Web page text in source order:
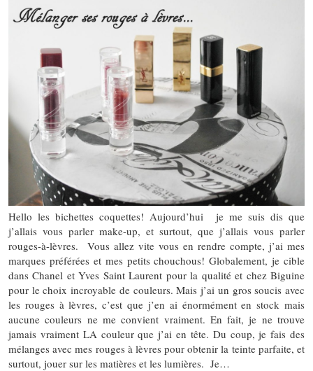
Hello les bichettes coquettes! Aujourd’hui je me suis dis que
j’allais vous parler make-up, et surtout, que j’allais vous parler
rouges-à-lèvres. Vous allez vite vous en rendre compte, j’ai mes
marques préférées et mes petits chouchous! Globalement, je cible
dans Chanel et Yves Saint Laurent pour la qualité et chez Biguine
pour le choix incroyable de couleurs. Mais j’ai un gros soucis avec
les rouges à lèvres, c’est que j’en ai énormément en stock mais
aucune couleurs ne me convient vraiment. En fait, je ne trouve
jamais vraiment LA couleur que j’ai en tête. Du coup, je fais des
mélanges avec mes rouges à lèvres pour obtenir la teinte parfaite, et
surtout, jouer sur les matières et les lumières. Je…